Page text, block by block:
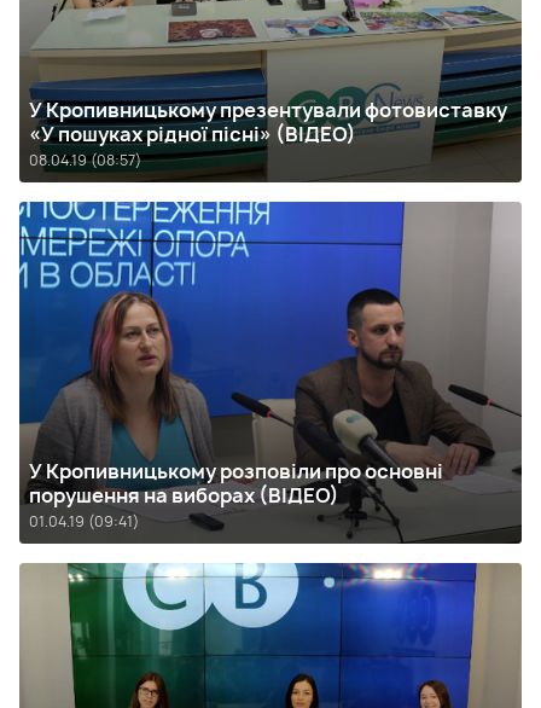
У Кропивницькому презентували фотовиставку
«У пошуках рідної пісні» (ВІДЕО)
08.04.19 (08:57)
У Кропивницькому розповіли про основні
порушення на виборах (ВІДЕО)
01.04.19 (09:41)